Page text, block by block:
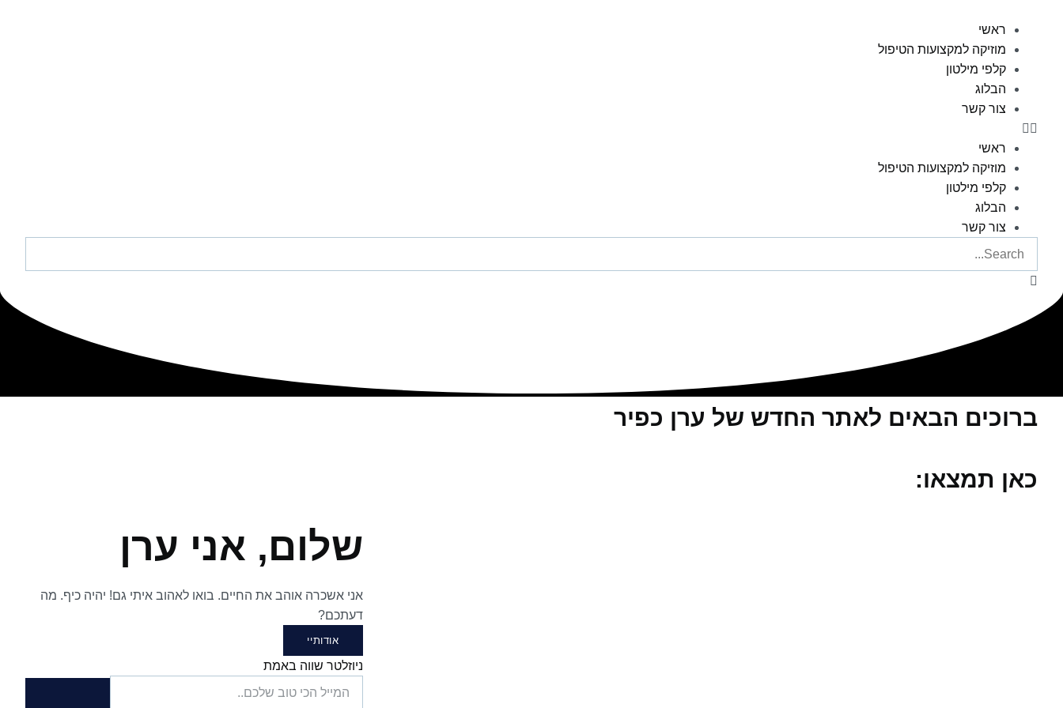
ראשי
מוזיקה למקצועות הטיפול
קלפי מילטון
הבלוג
צור קשר
ראשי
מוזיקה למקצועות הטיפול
קלפי מילטון
הבלוג
צור קשר
ברוכים הבאים לאתר החדש של ערן כפיר
כאן תמצאו:
שלום, אני ערן
אני אשכרה אוהב את החיים. בואו לאהוב איתי גם! יהיה כיף. מה
דעתכם?
אודותיי
ניוזלטר שווה באמת